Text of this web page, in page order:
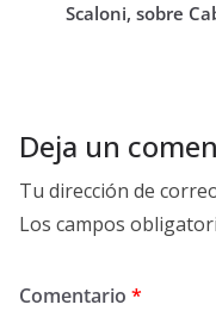
Scaloni, sobre
Deja un
Tu dirección de
Los campos
Comentario *